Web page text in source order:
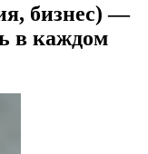
бизнес) —
в каждом